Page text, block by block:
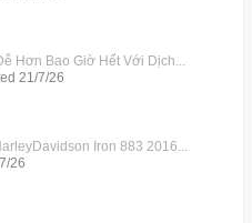
Hơn Bao Giờ Hết Với Dịch...
21/7/26
Iron 883 2016...
26